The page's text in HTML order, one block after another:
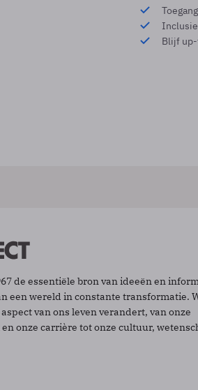
Blijf
de essentiële bron van ideeën en
een wereld in constante transformatie.
van ons leven verandert, van onze
onze carrière tot onze cultuur,